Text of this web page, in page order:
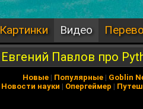
Картинки Видео
Евгений Павлов про
Новые | Популярные | Goblin
Новости науки | Опергеймер |